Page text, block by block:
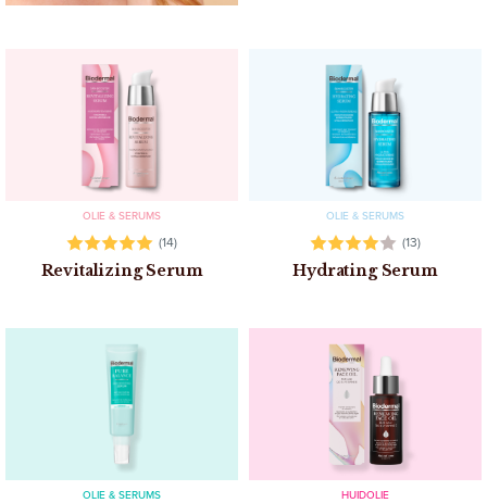
OLIE & SERUMS
(14)
Revitalizing Serum
OLIE & SERUMS
(13)
Hydrating Serum
OLIE & SERUMS HUIDOLIE